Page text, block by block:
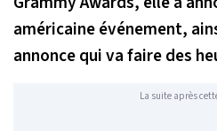
américaine événement,
annonce qui va faire des
La suite après